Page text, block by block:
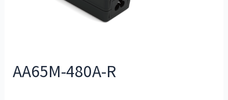
AA65M-480A-R